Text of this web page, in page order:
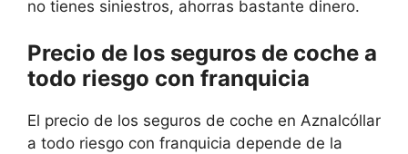
no tienes siniestros, ahorras bastante dinero.
Precio de los seguros de coche a
todo riesgo con franquicia
El precio de los seguros de coche en Aznalcóllar
a todo riesgo con franquicia depende de la